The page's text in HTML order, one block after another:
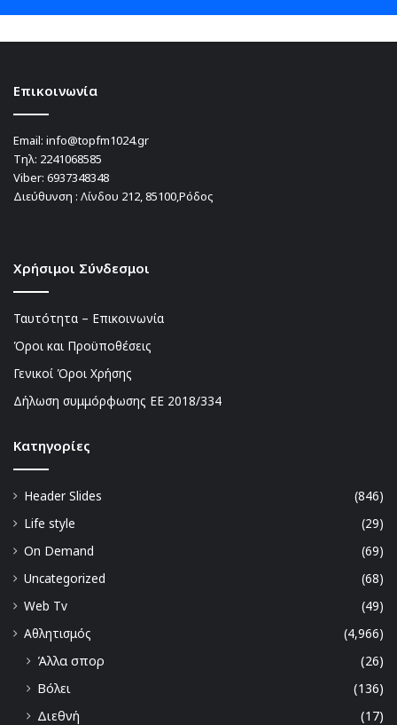
Επικοινωνία
Email: info@topfm1024.gr
Τηλ: 2241068585
Viber: 6937348348
Διεύθυνση : Λίνδου 212, 85100,Ρόδος
Χρήσιμοι Σύνδεσμοι
Ταυτότητα – Επικοινωνία
Όροι και Προϋποθέσεις
Γενικοί Όροι Χρήσης
Δήλωση συμμόρφωσης ΕΕ 2018/334
Kατηγορίες
Header Slides
(846)
Life style
(29)
On Demand
(69)
Uncategorized
(68)
Web Tv
(49)
Αθλητισμός
(4,966)
Άλλα σπορ
(26)
Βόλει
(136)
Διεθνή
(17)